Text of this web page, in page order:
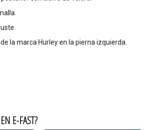
la marca Hurley en la pierna izquierda.
E-FAST?